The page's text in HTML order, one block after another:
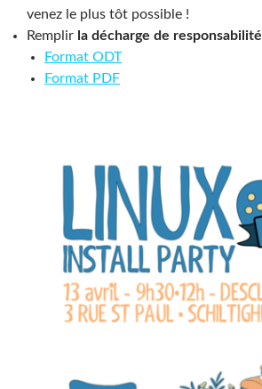
venez le plus tôt possible !
Remplir la décharge de responsabilité
Format ODT
Format PDF